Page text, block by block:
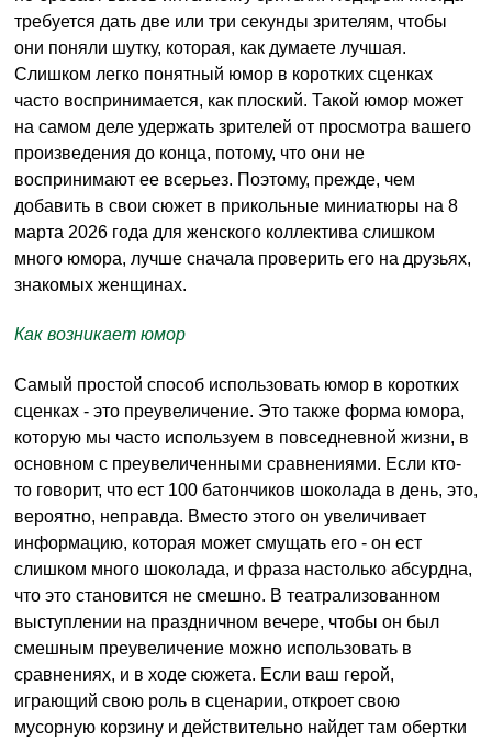
требуется дать две или три секунды зрителям, чтобы
они поняли шутку, которая, как думаете лучшая.
Слишком легко понятный юмор в коротких сценках
часто воспринимается, как плоский. Такой юмор может
на самом деле удержать зрителей от просмотра вашего
произведения до конца, потому, что они не
воспринимают ее всерьез. Поэтому, прежде, чем
добавить в свои сюжет в прикольные миниатюры на 8
марта 2026 года для женского коллектива слишком
много юмора, лучше сначала проверить его на друзьях,
знакомых женщинах.
Как возникает юмор
Самый простой способ использовать юмор в коротких
сценках - это преувеличение. Это также форма юмора,
которую мы часто используем в повседневной жизни, в
основном с преувеличенными сравнениями. Если кто-
то говорит, что ест 100 батончиков шоколада в день, это,
вероятно, неправда. Вместо этого он увеличивает
информацию, которая может смущать его - он ест
слишком много шоколада, и фраза настолько абсурдна,
что это становится не смешно. В театрализованном
выступлении на праздничном вечере, чтобы он был
смешным преувеличение можно использовать в
сравнениях, и в ходе сюжета. Если ваш герой,
играющий свою роль в сценарии, откроет свою
мусорную корзину и действительно найдет там обертки